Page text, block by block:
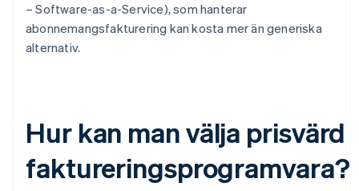
– Software-as-a-Service), som hanterar
abonnemangsfakturering kan kosta mer än generiska
alternativ.
Hur kan man välja prisvärd
faktureringsprogramvara?